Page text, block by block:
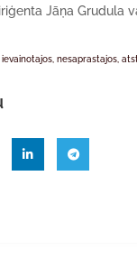
Jāņa
nesaprastajos,